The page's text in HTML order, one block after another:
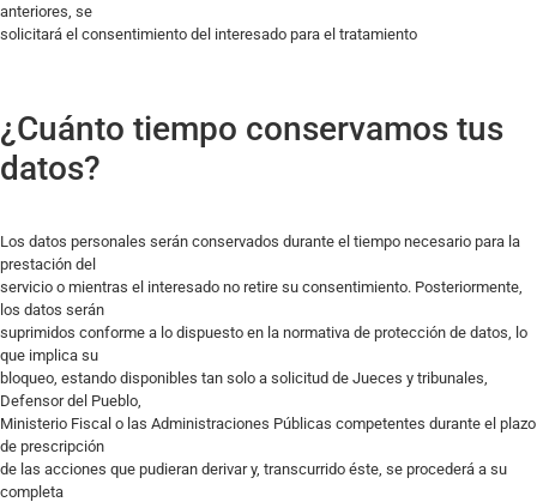
anteriores, se
solicitará el consentimiento del interesado para el tratamiento
¿Cuánto tiempo conservamos tus
datos?
Los datos personales serán conservados durante el tiempo necesario para la
prestación del
servicio o mientras el interesado no retire su consentimiento. Posteriormente,
los datos serán
suprimidos conforme a lo dispuesto en la normativa de protección de datos, lo
que implica su
bloqueo, estando disponibles tan solo a solicitud de Jueces y tribunales,
Defensor del Pueblo,
Ministerio Fiscal o las Administraciones Públicas competentes durante el plazo
de prescripción
de las acciones que pudieran derivar y, transcurrido éste, se procederá a su
completa